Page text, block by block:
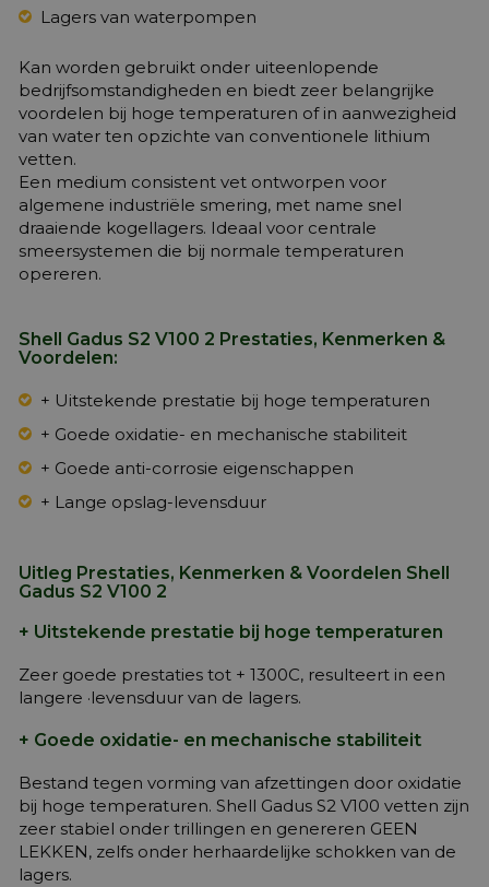
Lagers van waterpompen
Kan worden gebruikt onder uiteenlopende
bedrijfsomstandigheden en biedt zeer belangrijke
voordelen bij hoge temperaturen of in aanwezigheid
van water ten opzichte van conventionele lithium
vetten.
Een medium consistent vet ontworpen voor
algemene industriële smering, met name snel
draaiende kogellagers. Ideaal voor centrale
smeersystemen die bij normale temperaturen
opereren.
Shell Gadus S2 V100 2 Prestaties, Kenmerken &
Voordelen:
+ Uitstekende prestatie bij hoge temperaturen
+ Goede oxidatie- en mechanische stabiliteit
+ Goede anti-corrosie eigenschappen
+ Lange opslag-levensduur
Uitleg Prestaties, Kenmerken & Voordelen Shell
Gadus S2 V100 2
+ Uitstekende prestatie bij hoge temperaturen
Zeer goede prestaties tot + 1300C, resulteert in een
langere ·levensduur van de lagers.
+ Goede oxidatie- en mechanische stabiliteit
Bestand tegen vorming van afzettingen door oxidatie
bij hoge temperaturen. Shell Gadus S2 V100 vetten zijn
zeer stabiel onder trillingen en genereren GEEN
LEKKEN, zelfs onder herhaardelijke schokken van de
lagers.